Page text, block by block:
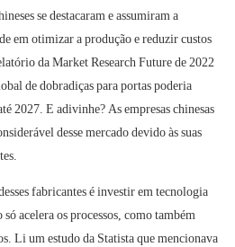
se destacaram e assumiram a
em otimizar a produção e reduzir custos
da Market Research Future de 2022
de dobradiças para portas poderia
2027. E adivinhe? As empresas chinesas
desse mercado devido às suas
fabricantes é investir em tecnologia
acelera os processos, como também
Li um estudo da Statista que mencionava